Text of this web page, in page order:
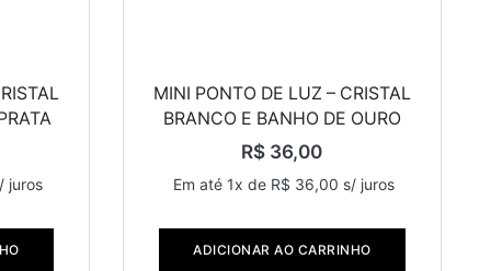
juros
MINI PONTO DE LUZ – CRISTAL
BRANCO E BANHO DE OURO
R$ 36,00
Em até 1x de R$ 36,00 s/ juros
ADICIONAR AO CARRINHO